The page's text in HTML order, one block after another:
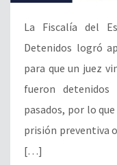
La Fiscalía del
Detenidos logró
para que un juez
fueron
pasados, por lo
prisión preventiva
[…]